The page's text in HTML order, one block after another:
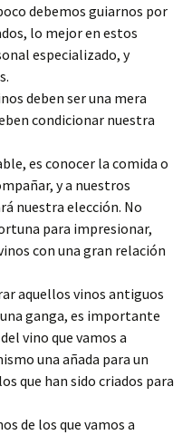
debemos guiarnos por
lo mejor en estos
especializado, y
deben ser una mera
condicionar nuestra
es conocer la comida o
y a nuestros
nuestra elección. No
para impresionar,
con una gran relación
aquellos vinos antiguos
ganga, es importante
vino que vamos a
una añada para un
que han sido criados para
de los que vamos a